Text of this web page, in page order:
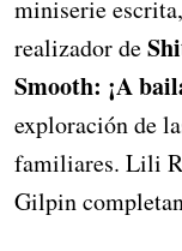
miniserie
realizador de
Smooth: ¡A
exploración de
familiares. Lili
Gilpin